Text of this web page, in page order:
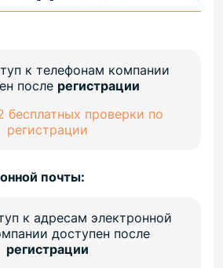
к телефонам компании
после регистрации
бесплатных проверки по
регистрации
почты:
к адресам электронной
доступен после
регистрации